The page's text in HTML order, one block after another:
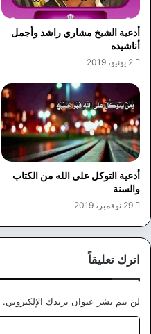
أدعية الشيخ مشاري راشد وأجمل
أناشيده
2 يونيو، 2019
أدعية التوكل على الله من الكتاب
والسنة
29 نوفمبر، 2019
اترك تعليقاً
لن يتم نشر عنوان بريدك الإلكتروني.